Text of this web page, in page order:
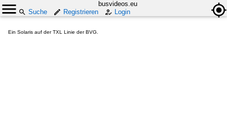
busvideos.eu
Suche
Registrieren Login
Ein Solaris auf der TXL Linie der BVG.